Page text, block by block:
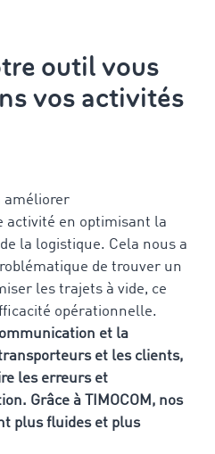
outil vous
vos activités
améliorer
activité en optimisant la
la logistique. Cela nous a
de trouver un
les trajets à vide, ce
opérationnelle.
et la
et les clients,
les erreurs et
Grâce à TIMOCOM, nos
plus fluides et plus